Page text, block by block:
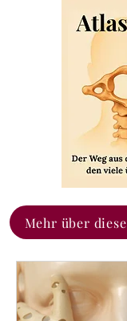
Mehr über